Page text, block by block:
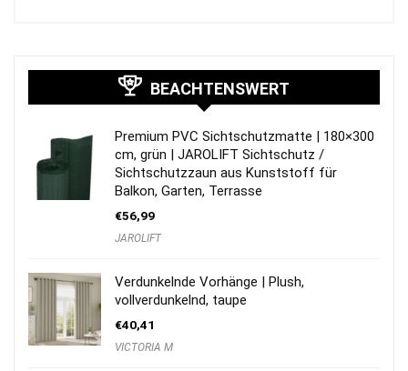
BEACHTENSWERT
Premium PVC Sichtschutzmatte | 180×300
cm, grün | JAROLIFT Sichtschutz /
Sichtschutzzaun aus Kunststoff für
Balkon, Garten, Terrasse
€56,99
JAROLIFT
Verdunkelnde Vorhänge | Plush,
vollverdunkelnd, taupe
€40,41
VICTORIA M